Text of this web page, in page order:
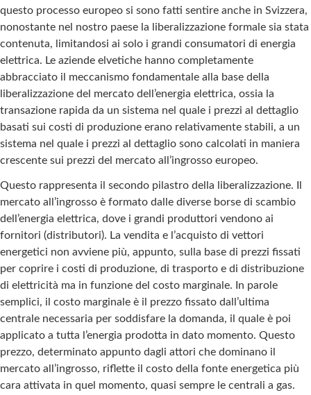
questo processo europeo si sono fatti sentire anche in Svizzera,
nonostante nel nostro paese la liberalizzazione formale sia stata
contenuta, limitandosi ai solo i grandi consumatori di energia
elettrica. Le aziende elvetiche hanno completamente
abbracciato il meccanismo fondamentale alla base della
liberalizzazione del mercato dell’energia elettrica, ossia la
transazione rapida da un sistema nel quale i prezzi al dettaglio
basati sui costi di produzione erano relativamente stabili, a un
sistema nel quale i prezzi al dettaglio sono calcolati in maniera
crescente sui prezzi del mercato all’ingrosso europeo.
Questo rappresenta il secondo pilastro della liberalizzazione. Il
mercato all’ingrosso è formato dalle diverse borse di scambio
dell’energia elettrica, dove i grandi produttori vendono ai
fornitori (distributori). La vendita e l’acquisto di vettori
energetici non avviene più, appunto, sulla base di prezzi fissati
per coprire i costi di produzione, di trasporto e di distribuzione
di elettricità ma in funzione del costo marginale. In parole
semplici, il costo marginale è il prezzo fissato dall’ultima
centrale necessaria per soddisfare la domanda, il quale è poi
applicato a tutta l’energia prodotta in dato momento. Questo
prezzo, determinato appunto dagli attori che dominano il
mercato all’ingrosso, riflette il costo della fonte energetica più
cara attivata in quel momento, quasi sempre le centrali a gas.